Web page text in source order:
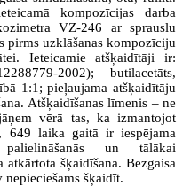
kompozīcijas darba
VZ-246 ar sprauslu
pirms uzklāšanas kompozīciju
Ieteicamie atšķaidītāji ir:
2002); butilacetāts,
1:1; pieļaujama atšķaidītāju
Atšķaidīšanas līmenis – ne
vērā tas, ka izmantojot
649 laika gaitā ir iespējama
un tālākai
atkārtota šķaidīšana. Bezgaisa
šķaidīt.